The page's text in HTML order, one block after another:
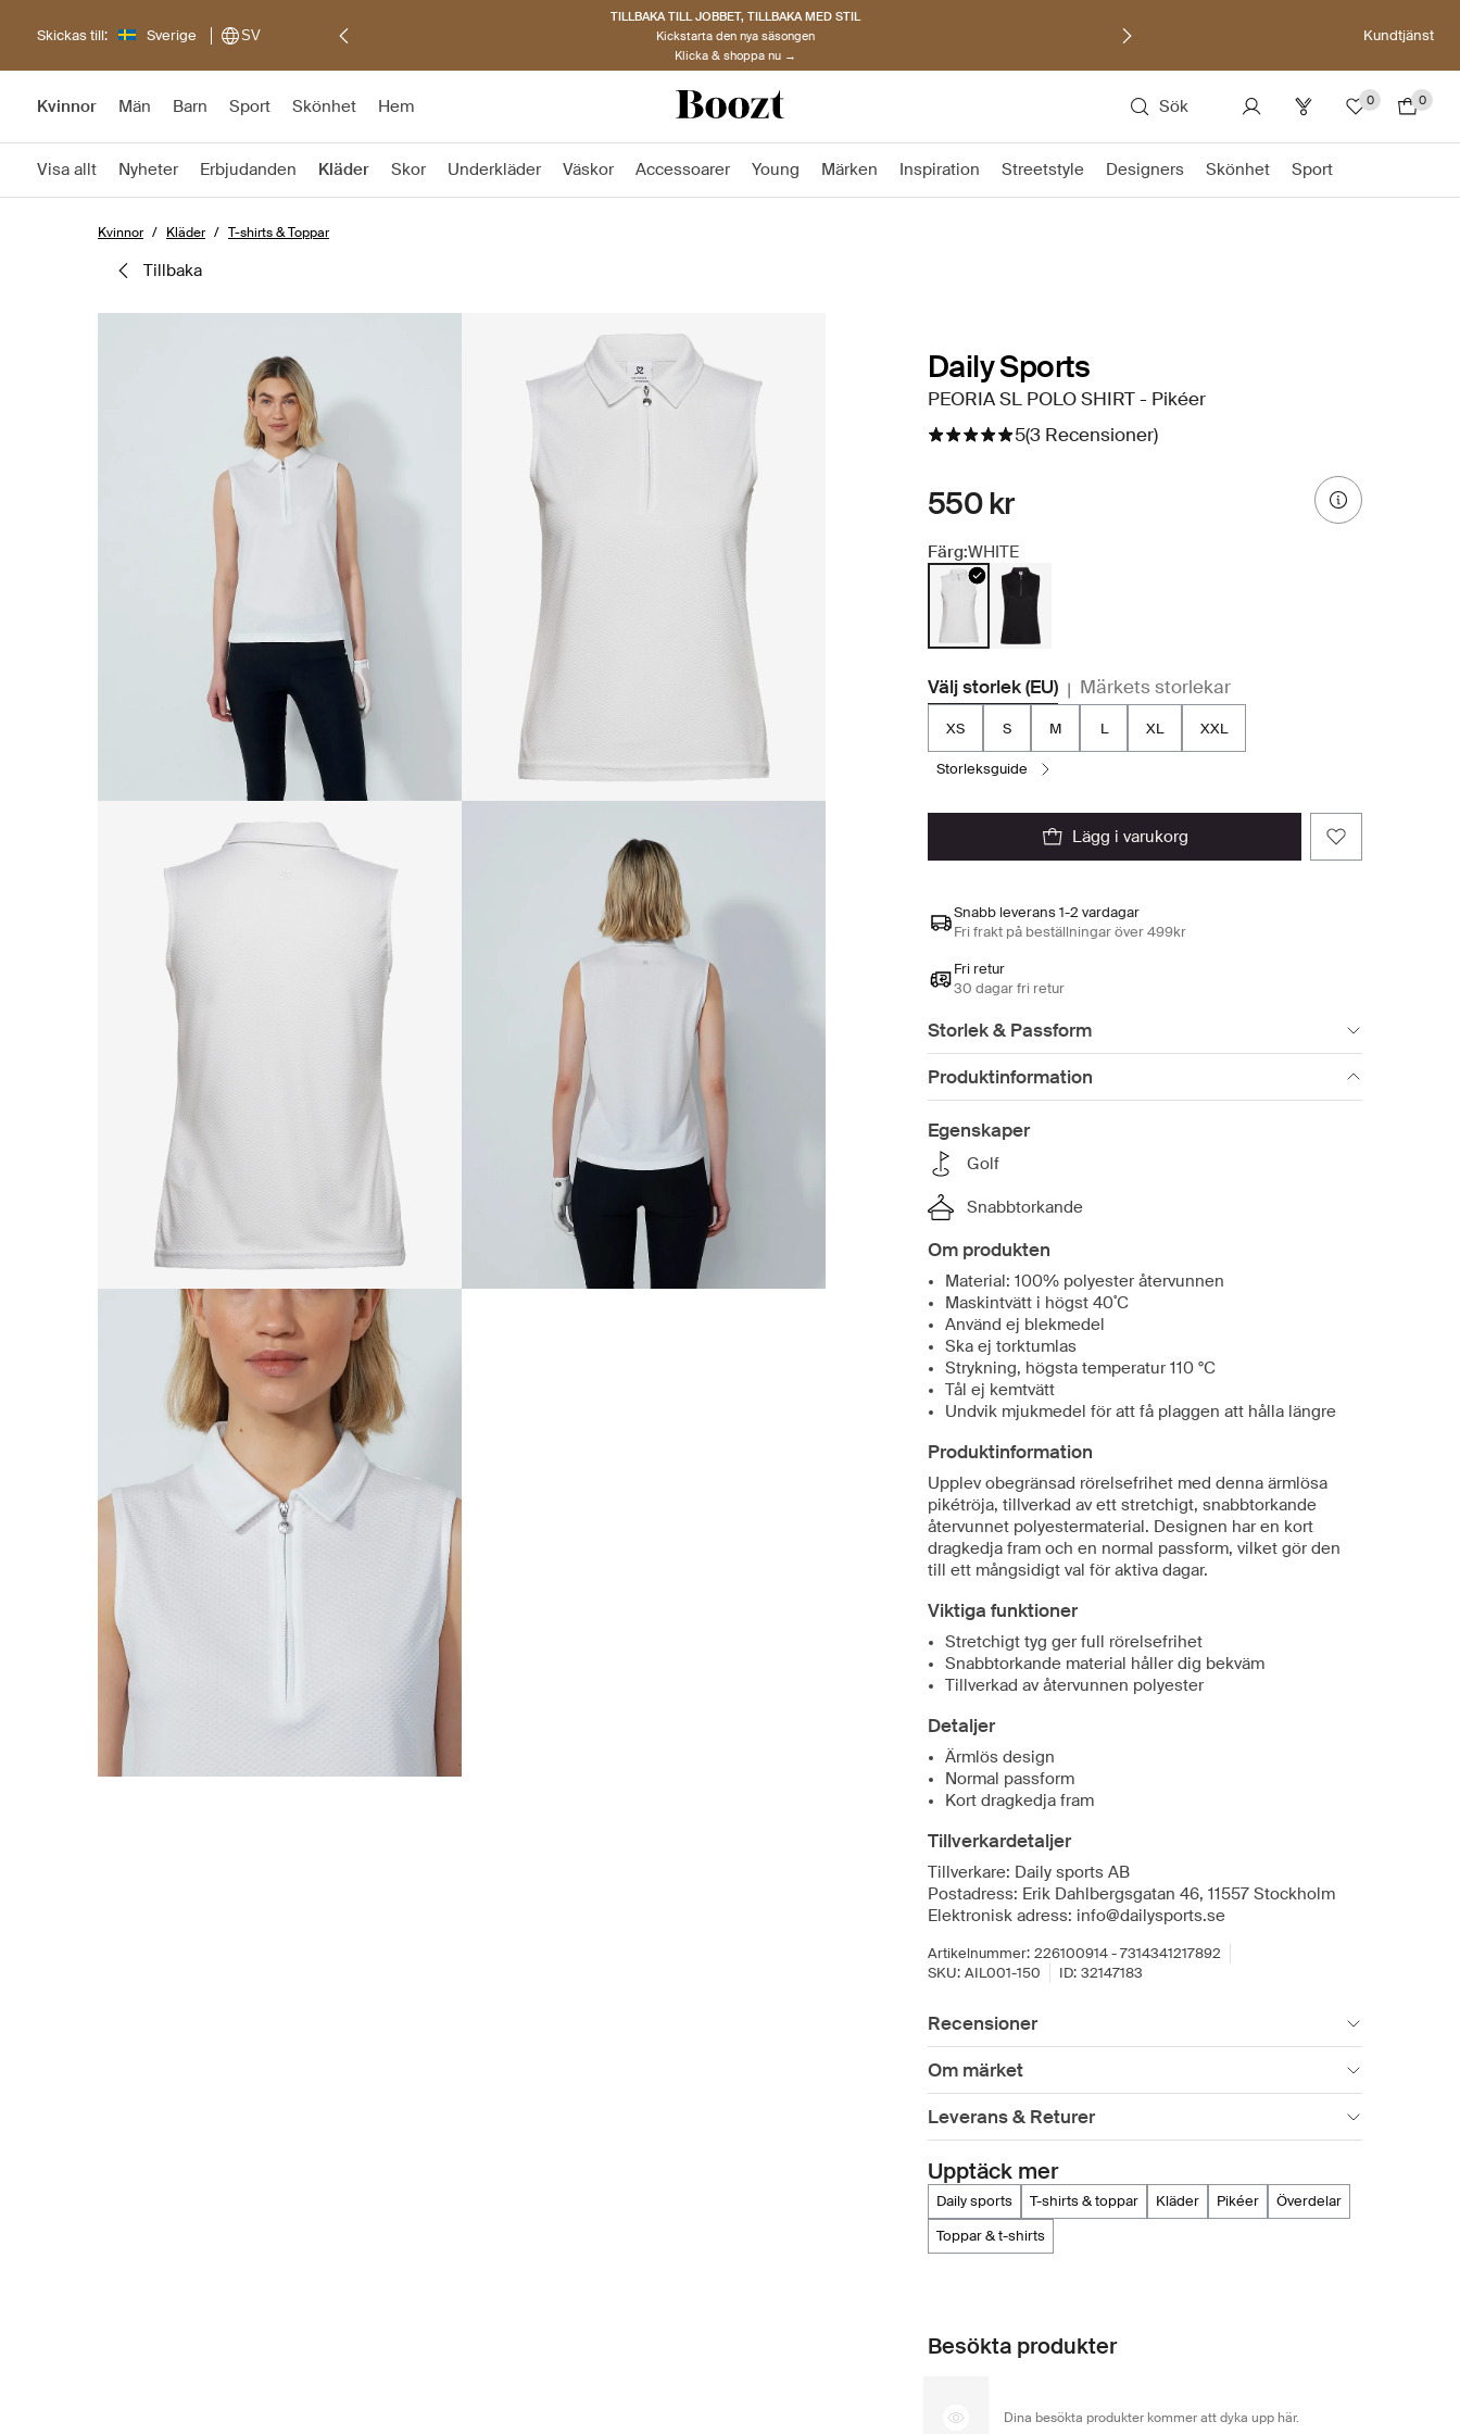
Skickas till: Sverige SV
TILLBAKA TILL JOBBET, TILLBAKA MED STIL
Kickstarta den nya säsongen
Klicka & shoppa nu →
Kundtjänst
Kvinnor Män Barn Sport Skönhet Hem Sök 0 0
Visa allt Nyheter Erbjudanden Kläder Skor Underkläder Väskor Accessoarer Young Märken Inspiration Streetstyle Designers Skönhet Sport
Kvinnor Kläder T-shirts & Toppar
tillbaka
Daily Sports
PEORIA SL POLO SHIRT - Pikéer
5(3 Recensioner)
550 kr
Färg:WHITE
Välj storlek (EU) | Märkets storlekar
XS S M L XL XXL
storleksguide
lägg i varukorg
Snabb leverans 1-2 vardagar
Fri frakt på beställningar över 499kr
Fri retur
30 dagar fri retur
Storlek & Passform
Produktinformation
Egenskaper
Golf
Snabbtorkande
Om produkten
Material: 100% polyester återvunnen
Maskintvätt i högst 40˚C
Använd ej blekmedel
Ska ej torktumlas
Strykning, högsta temperatur 110 °C
Tål ej kemtvätt
Undvik mjukmedel för att få plaggen att hålla längre
Produktinformation
Upplev obegränsad rörelsefrihet med denna ärmlösa
pikétröja, tillverkad av ett stretchigt, snabbtorkande
återvunnet polyestermaterial. Designen har en kort
dragkedja fram och en normal passform, vilket gör den
till ett mångsidigt val för aktiva dagar.
Viktiga funktioner
Stretchigt tyg ger full rörelsefrihet
Snabbtorkande material håller dig bekväm
Tillverkad av återvunnen polyester
Detaljer
Ärmlös design
Normal passform
Kort dragkedja fram
Tillverkardetaljer
Tillverkare: Daily sports AB
Postadress: Erik Dahlbergsgatan 46, 11557 Stockholm
Elektronisk adress: info@dailysports.se
Artikelnummer: 226100914 - 7314341217892
SKU: AIL001-150 ID: 32147183
Recensioner
Om märket
Leverans & Returer
Upptäck mer
daily sports t-shirts & toppar kläder pikéer
överdelar
toppar & t-shirts
Besökta produkter
Dina besökta produkter kommer att dyka upp här.